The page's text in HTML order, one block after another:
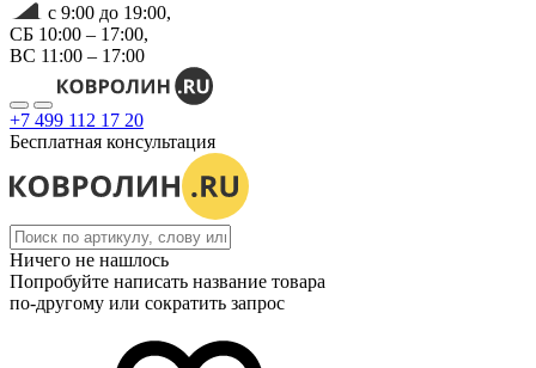
с 9:00 до 19:00,
СБ 10:00 – 17:00,
ВС 11:00 – 17:00
+7 499 112 17 20
Бесплатная консультация
Ничего не нашлось
Попробуйте написать название товара
по-другому или сократить запрос